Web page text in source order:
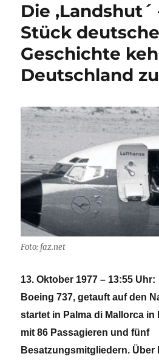
Teile
Air
Berlin
Die ,Landshut´
Stück
Geschichte
Deutschland
Foto: faz.net
13. Oktober 1977 – 13:55
Boeing 737, getauft auf den
startet in Palma di Mallorca
mit 86 Passagieren und fünf
Besatzungsmitgliedern. Über